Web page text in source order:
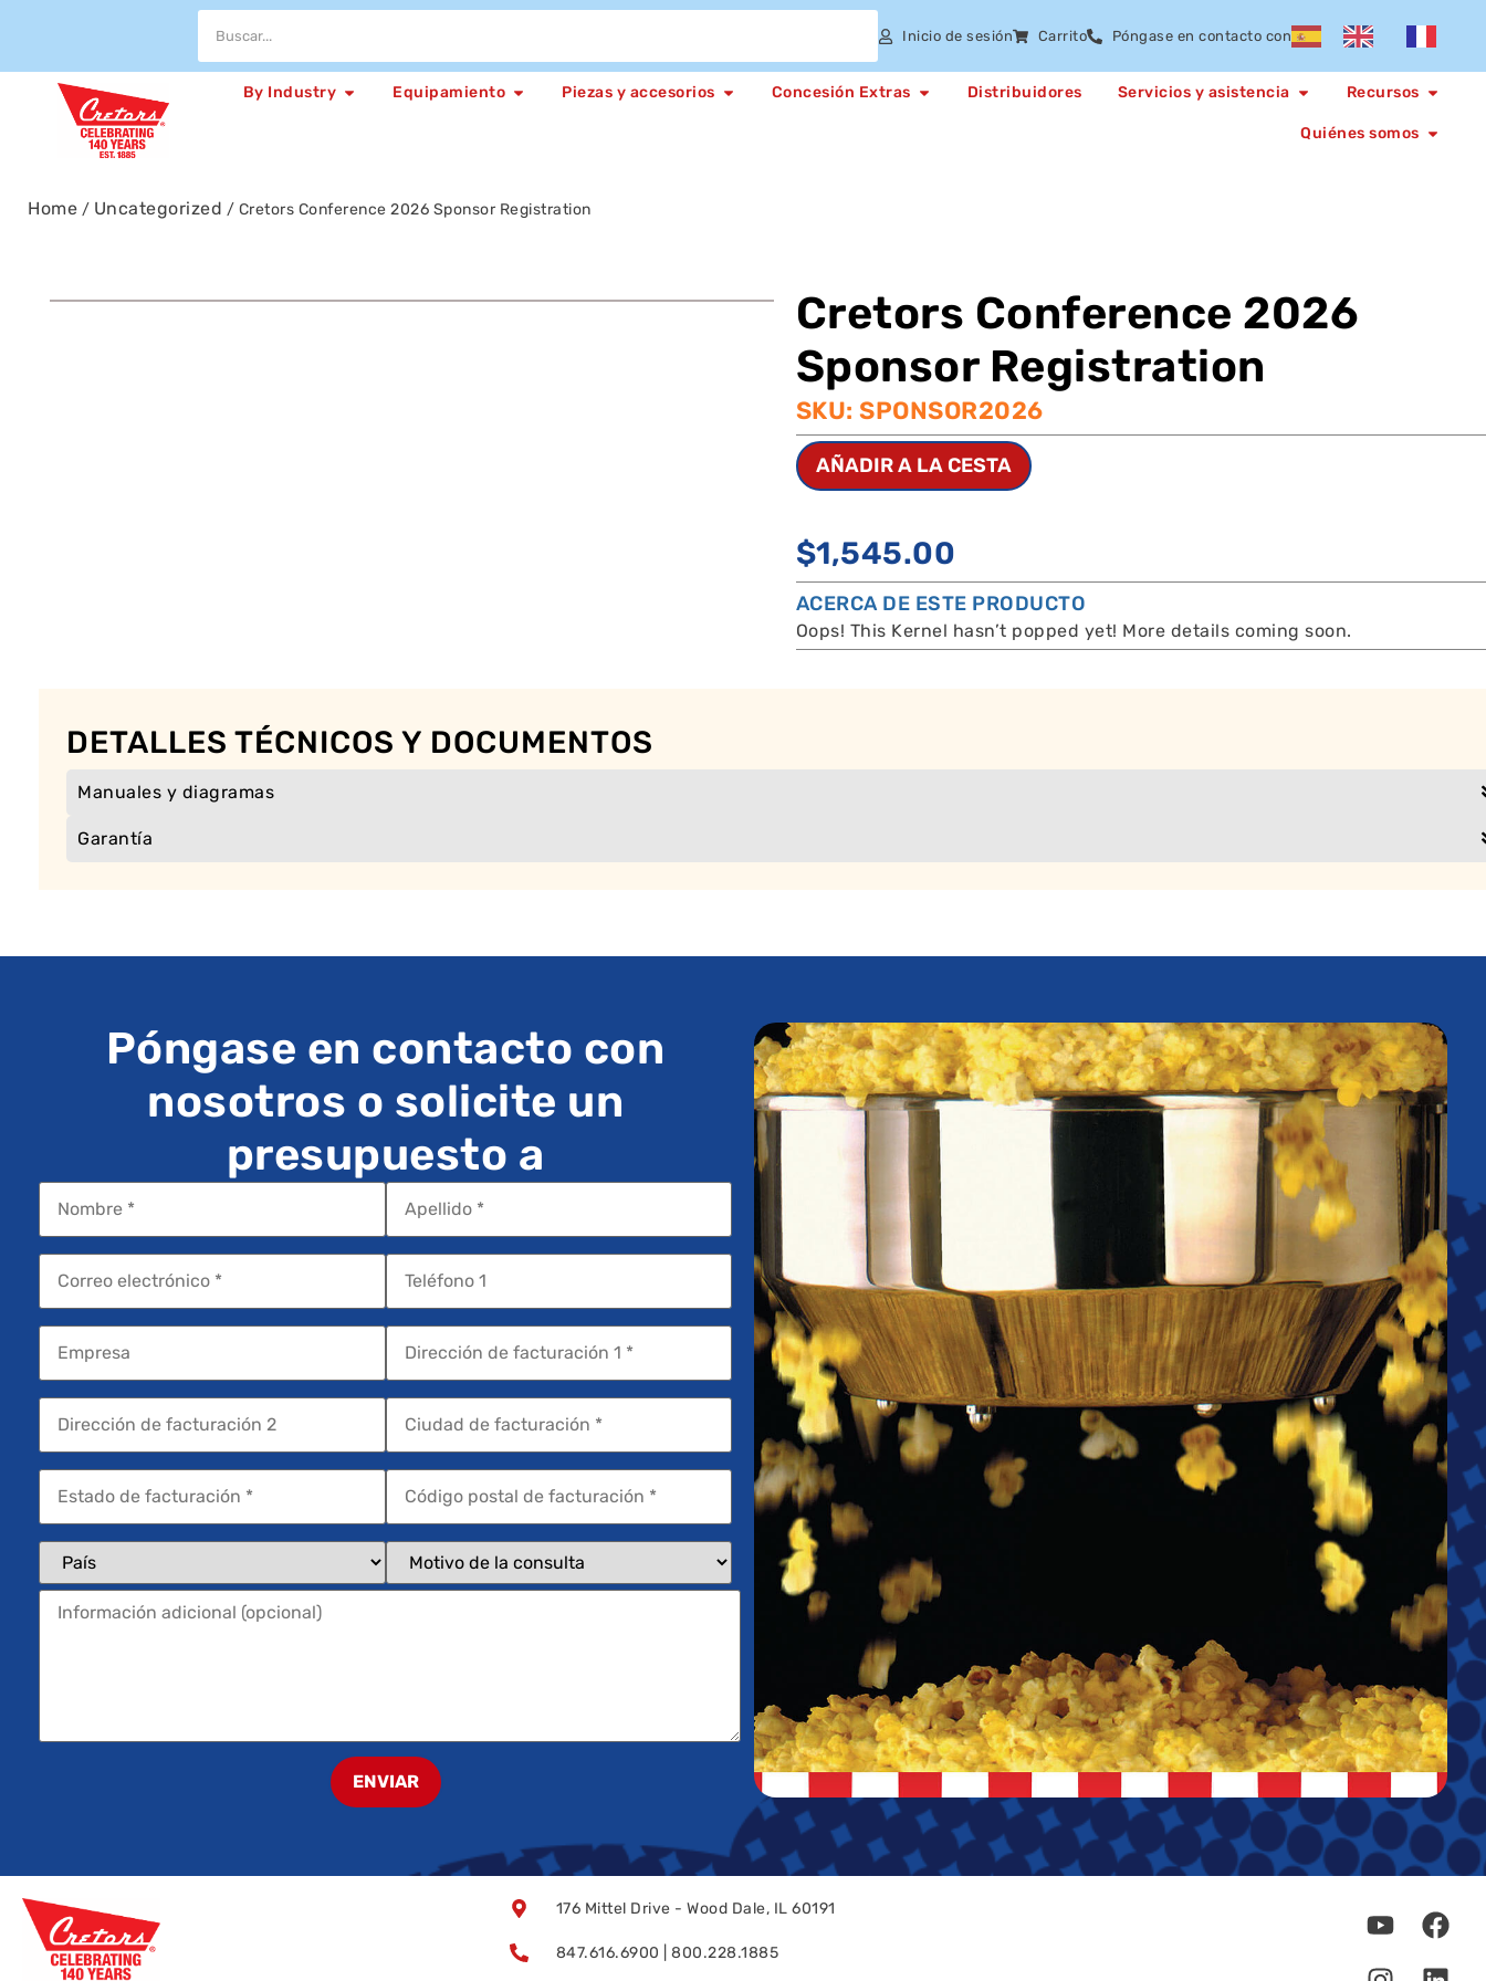
Inicio de sesión Carrito Póngase en contacto con
By Industry Equipamiento Piezas y accesorios Concesión Extras Distribuidores Servicios y asistencia Recursos
Quiénes somos
Home / Uncategorized / Cretors Conference 2026 Sponsor Registration
Cretors Conference 2026
Sponsor Registration
SKU: SPONSOR2026
AÑADIR A LA CESTA
$1,545.00
ACERCA DE ESTE PRODUCTO
Oops! This Kernel hasn’t popped yet! More details coming soon.
DETALLES TÉCNICOS Y DOCUMENTOS
Manuales y diagramas
Garantía
Póngase en contacto con
nosotros o solicite un
presupuesto a
ENVIAR
176 Mittel Drive - Wood Dale, IL 60191
847.616.6900 | 800.228.1885